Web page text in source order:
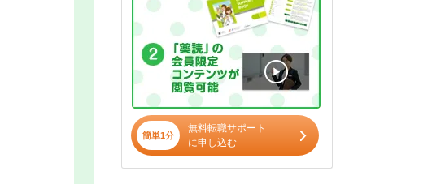
簡単1分
無料転職サポート
に申し込む